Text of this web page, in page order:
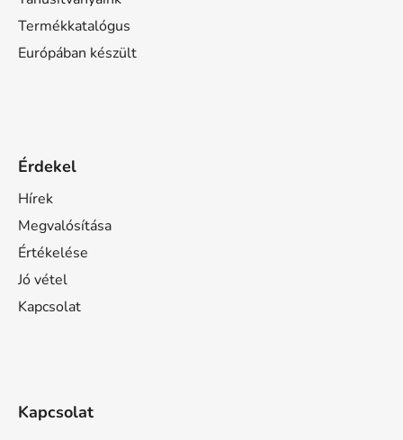
Termékkatalógus
Európában készült
Érdekel
Hírek
Megvalósítása
Értékelése
Jó vétel
Kapcsolat
Kapcsolat